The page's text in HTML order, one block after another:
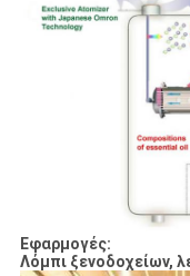
Εφαρμογές:
Λόμπι ξενοδοχείων,